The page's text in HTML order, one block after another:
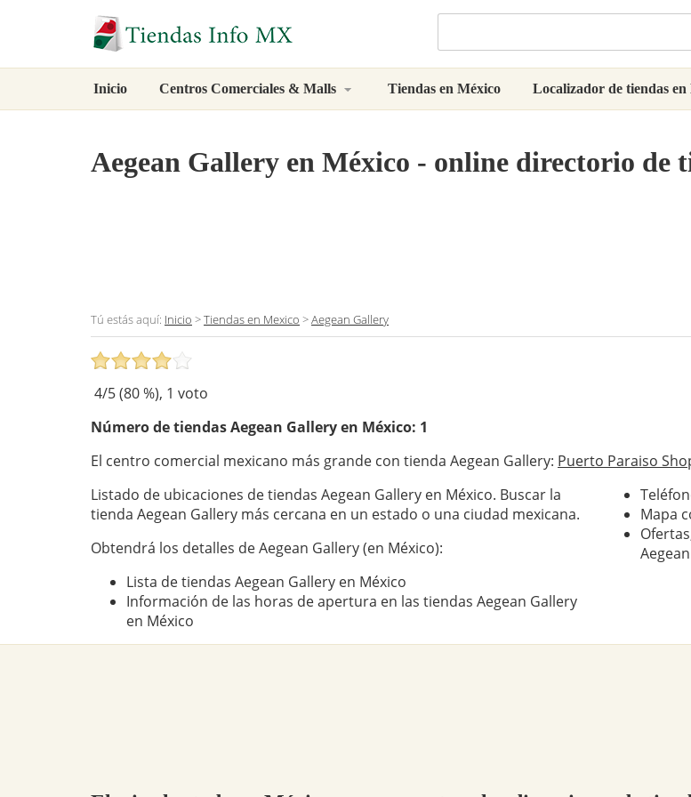
Inicio Centros Comerciales & Malls Tiendas en México Localizador de tiendas en
Aegean Gallery en México - online directorio de
Tú estás aquí: Inicio >Tiendas en Mexico >Aegean Gallery
4/5 (80%), 1 voto
Número de tiendasAegean Galleryen México: 1
El centro comercial mexicano más grande con tienda Aegean Gallery: Puerto Paraiso
Listado de ubicaciones de tiendas Aegean Gallery en México. Buscar la
tienda Aegean Gallery más cercana en un estado o una ciudad mexicana.
Obtendrá los detalles de Aegean Gallery (en México):
Lista de tiendas Aegean Gallery en México
Información de las horas de apertura en las tiendas Aegean Gallery
en México
Mapa